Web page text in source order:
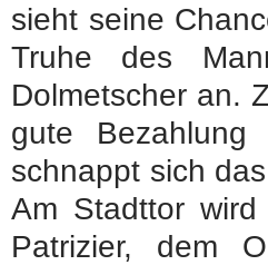
sieht seine
Truhe des
Dolmetscher an.
gute
schnappt sich
Am Stadttor
Patrizier, dem